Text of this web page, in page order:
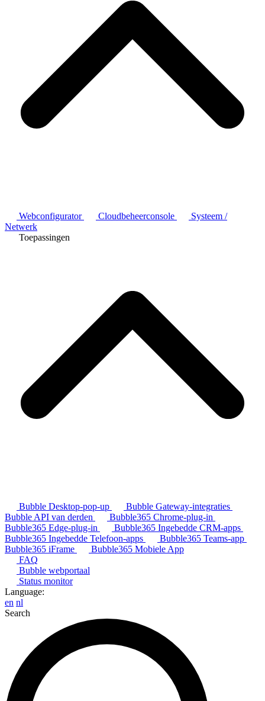
Webconfigurator Cloudbeheerconsole
Systeem /
Netwerk
Toepassingen
Bubble Desktop-pop-up
Bubble Gateway-integraties
Bubble API van derden
Bubble365 Chrome-plug-in
Bubble365 Edge-plug-in
Bubble365 Ingebedde CRM-apps
Bubble365 Ingebedde Telefoon-apps
Bubble365 Teams-app
Bubble365 iFrame
Bubble365 Mobiele App
FAQ
Bubble webportaal
Status monitor
Language:
en nl
Search